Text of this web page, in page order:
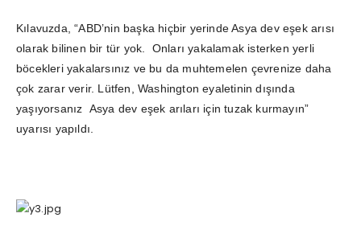
Kılavuzda, “ABD’nin başka hiçbir yerinde Asya dev eşek arısı
olarak bilinen bir tür yok. Onları yakalamak isterken yerli
böcekleri yakalarsınız ve bu da muhtemelen çevrenize daha
çok zarar verir. Lütfen, Washington eyaletinin dışında
yaşıyorsanız Asya dev eşek arıları için tuzak kurmayın”
uyarısı yapıldı.